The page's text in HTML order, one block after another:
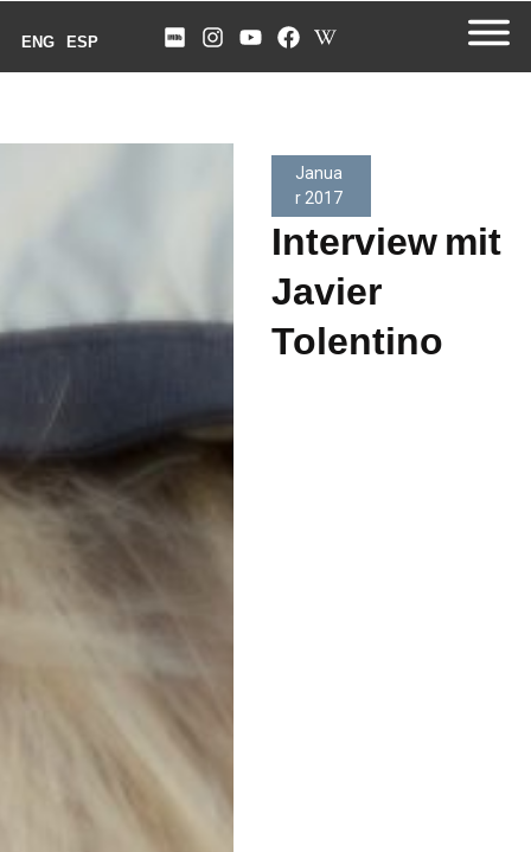
ENG ESP
Janua
r 2017
Interview mit
Javier
Tolentino